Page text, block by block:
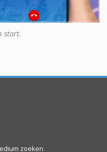
start.
zoeken